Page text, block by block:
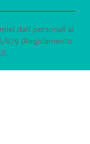
dati personali ai
679 (Regolamento